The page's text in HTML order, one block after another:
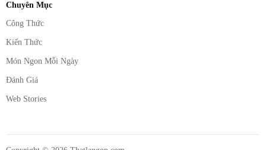
Chuyên Mục
Công Thức
Kiến Thức
Món Ngon Mỗi Ngày
Đánh Giá
Web Stories